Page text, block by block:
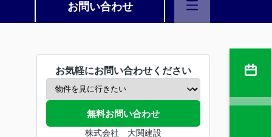
お問い合わせ
お気軽にお問い合わせください
無料お問い合わせ
株式会社 大関建設